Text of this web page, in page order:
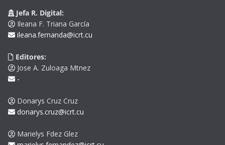
Jefa R. Digital:
Ileana F. Triana García
ileana.fernanda@icrt.cu
Editores:
Jose A. Zuloaga Mtnez
-
Donarys Cruz Cruz
donarys.cruz@icrt.cu
Marielys Fdez Glez